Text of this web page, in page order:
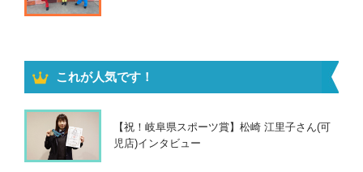
これが人気です！
【祝！岐阜県スポーツ賞】松崎 江里子さん(可
児店)インタビュー